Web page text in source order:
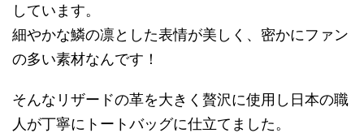
しています。
細やかな鱗の凛とした表情が美しく、密かにファン
の多い素材なんです！
そんなリザードの革を大きく贅沢に使用し日本の職
人が丁寧にトートバッグに仕立てました。